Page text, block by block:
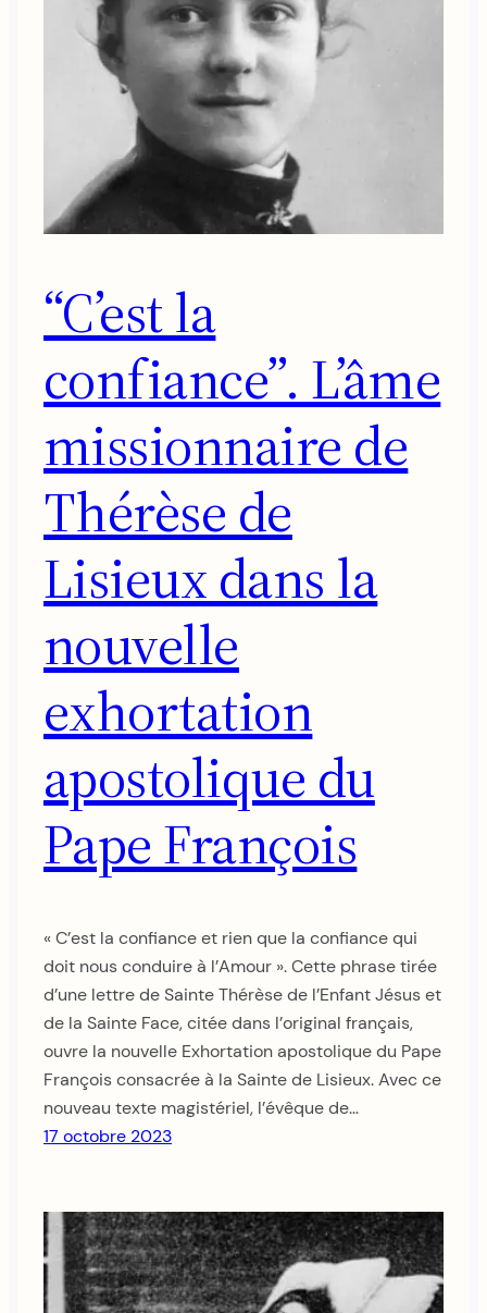
“C’est la
confiance”. L’âme
missionnaire de
Thérèse de
Lisieux dans la
nouvelle
exhortation
apostolique du
Pape François
« C’est la confiance et rien que la confiance qui
doit nous conduire à l’Amour ». Cette phrase tirée
d’une lettre de Sainte Thérèse de l’Enfant Jésus et
de la Sainte Face, citée dans l’original français,
ouvre la nouvelle Exhortation apostolique du Pape
François consacrée à la Sainte de Lisieux. Avec ce
nouveau texte magistériel, l’évêque de…
17 octobre 2023